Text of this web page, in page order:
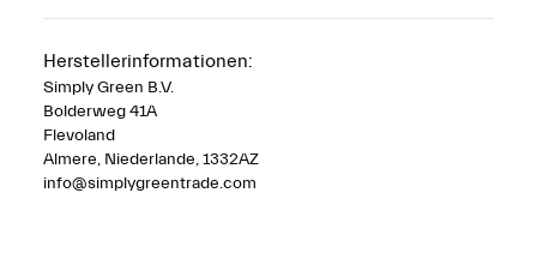
Herstellerinformationen:
Simply Green B.V.
Bolderweg 41A
Flevoland
Almere, Niederlande, 1332AZ
info@simplygreentrade.com